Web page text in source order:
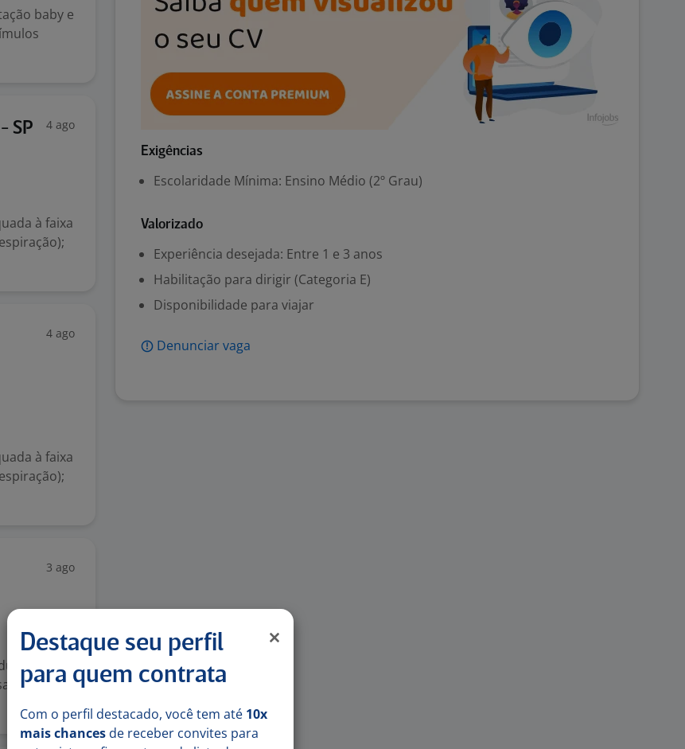
baby e
SP 4 ago
à faixa
4 ago
à faixa
3 ago
no
unidade
Exigências
Escolaridade Mínima: Ensino Médio (2º Grau)
Valorizado
Experiência desejada: Entre 1 e 3 anos
Habilitação para dirigir (Categoria E)
Disponibilidade para viajar
Denunciar vaga
Destaque seu perfil
para quem contrata
Com o perfil destacado, você tem até 10x
mais chances de receber convites para